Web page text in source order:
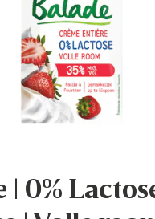
| 0%